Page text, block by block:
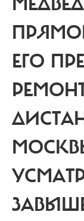
ЕГО